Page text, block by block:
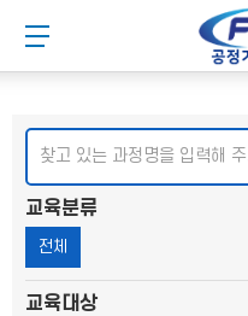
로
로
메뉴 버튼
교육분류
전체
교육대상